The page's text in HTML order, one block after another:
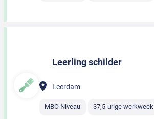
Leerling schilder
Leerdam
MBO Niveau 37,5-urige werkweek